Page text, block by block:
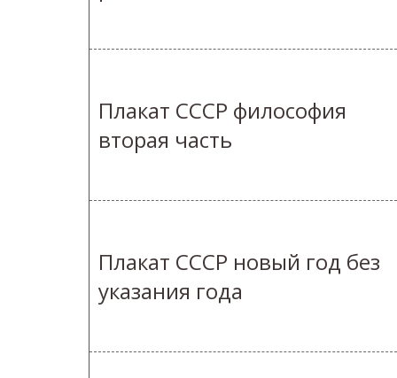
Плакат СССР философия
вторая часть
Плакат СССР новый год без
указания года